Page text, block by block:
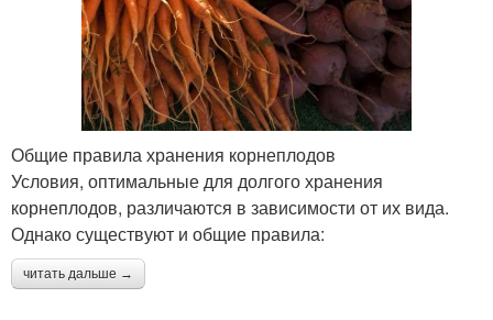
Общие правила хранения корнеплодов
Условия, оптимальные для долгого хранения
корнеплодов, различаются в зависимости от их вида.
Однако существуют и общие правила:
читать дальше →